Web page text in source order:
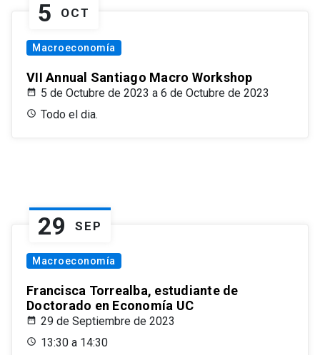
5 OCT
Macroeconomía
VII Annual Santiago Macro Workshop
5 de Octubre de 2023 a 6 de Octubre de 2023
Todo el dia.
29 SEP
Macroeconomía
Francisca Torrealba, estudiante de
Doctorado en Economía UC
29 de Septiembre de 2023
13:30 a 14:30